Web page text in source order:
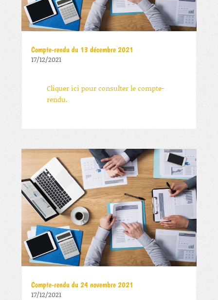
Compte-rendu du 13 décembre 2021
17/12/2021
Cliquer ici pour consulter le compte-
rendu.
Compte-rendu du 24 novembre 2021
17/12/2021